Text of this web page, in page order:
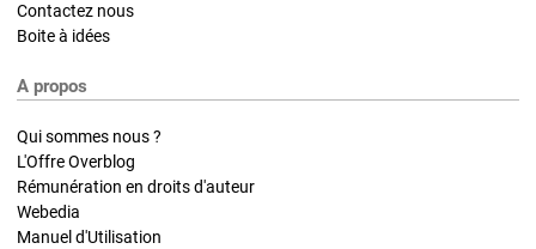
Contactez nous
Boite à idées
A propos
Qui sommes nous ?
L'Offre Overblog
Rémunération en droits d'auteur
Webedia
Manuel d'Utilisation